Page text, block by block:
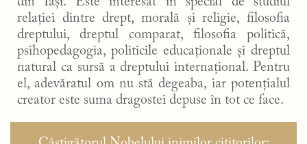
relației dintre drept, morală și religie, filosofia
dreptului, dreptul comparat, filosofia politică,
psihopedagogia, politicile educaționale și dreptul
natural ca sursă a dreptului internațional. Pentru
el, adevăratul om nu stă degeaba, iar potențialul
creator este suma dragostei depuse în tot ce face.
Navigare